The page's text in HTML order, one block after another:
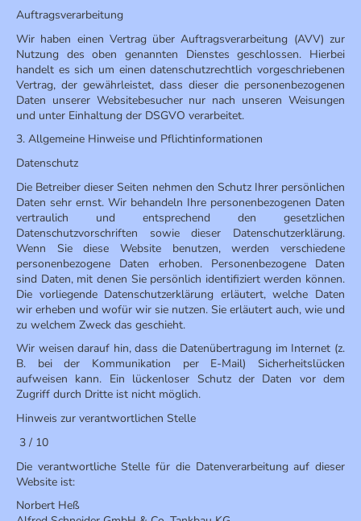
Auftragsverarbeitung
Wir haben einen Vertrag über Auftragsverarbeitung (AVV) zur
Nutzung des oben genannten Dienstes geschlossen. Hierbei
handelt es sich um einen datenschutzrechtlich vorgeschriebenen
Vertrag, der gewährleistet, dass dieser die personenbezogenen
Daten unserer Websitebesucher nur nach unseren Weisungen
und unter Einhaltung der DSGVO verarbeitet.
3. Allgemeine Hinweise und Pflichtinformationen
Datenschutz
Die Betreiber dieser Seiten nehmen den Schutz Ihrer persönlichen
Daten sehr ernst. Wir behandeln Ihre personenbezogenen Daten
vertraulich und entsprechend den gesetzlichen
Datenschutzvorschriften sowie dieser Datenschutzerklärung.
Wenn Sie diese Website benutzen, werden verschiedene
personenbezogene Daten erhoben. Personenbezogene Daten
sind Daten, mit denen Sie persönlich identifiziert werden können.
Die vorliegende Datenschutzerklärung erläutert, welche Daten
wir erheben und wofür wir sie nutzen. Sie erläutert auch, wie und
zu welchem Zweck das geschieht.
Wir weisen darauf hin, dass die Datenübertragung im Internet (z.
B. bei der Kommunikation per E-Mail) Sicherheitslücken
aufweisen kann. Ein lückenloser Schutz der Daten vor dem
Zugriff durch Dritte ist nicht möglich.
Hinweis zur verantwortlichen Stelle
3 / 10
Die verantwortliche Stelle für die Datenverarbeitung auf dieser
Website ist:
Norbert Heß